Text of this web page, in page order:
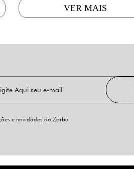
VER MAIS
e novidades da Zorba